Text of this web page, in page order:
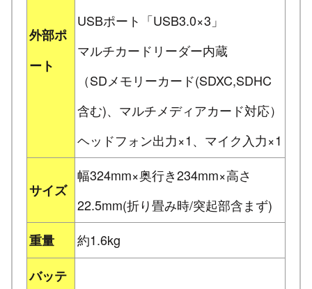
外部ポ
ート
USBポート「USB3.0×3」
マルチカードリーダー内蔵
（SDメモリーカード(SDXC,SDHC
含む)、マルチメディアカード対応）
ヘッドフォン出力×1、マイク入力×1
サイズ
幅324mm×奥行き234mm×高さ
22.5mm(折り畳み時/突起部含まず)
重量
約1.6kg
バッテ